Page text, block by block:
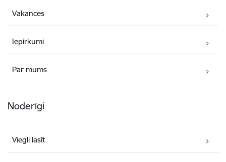
Vakances
Iepirkumi
Par mums
Noderīgi
Viegli lasīt